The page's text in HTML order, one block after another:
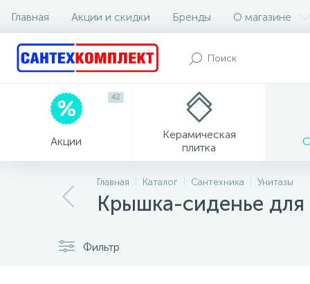
Главная Акции и скидки Бренды О магазине
Акции
42
Керамическая
плитка
Главная Каталог Сантехника Унитазы
Крышка-сиденье для
Фильтр